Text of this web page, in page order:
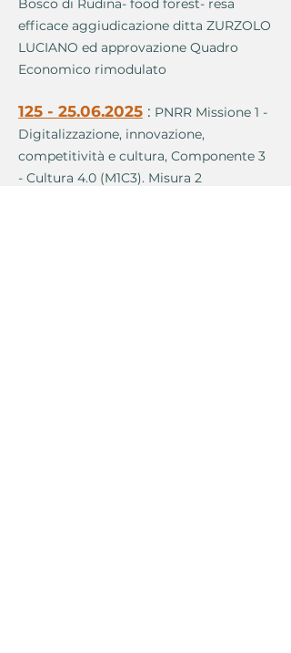
Bosco di Rudina- food forest- resa
efficace aggiudicazione ditta ZURZOLO
LUCIANO ed approvazione Quadro
Economico rimodulato
125 - 25.06.2025 : PNRR Missione 1 -
Digitalizzazione, innovazione,
competitività e cultura, Componente 3
- Cultura 4.0 (M1C3). Misura 2